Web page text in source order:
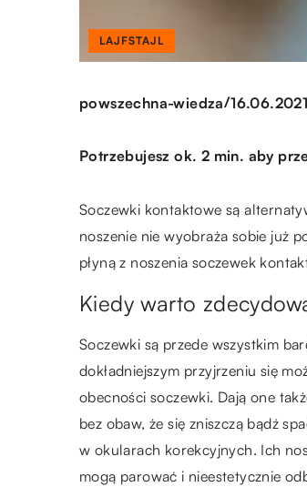
LAJFSTAJL
powszechna-wiedza/16.06.2021
Potrzebujesz ok. 2 min. aby
Soczewki kontaktowe są
noszenie nie wyobraża sobie już
płyną z noszenia soczewek
Kiedy warto
Soczewki są przede wszystkim
dokładniejszym przyjrzeniu się
obecności soczewki. Dają one
bez obaw, że się zniszczą bądź
w okularach korekcyjnych. Ich
mogą parować i nieestetycznie